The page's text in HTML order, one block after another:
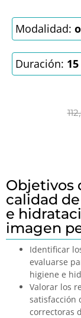
Modalidad:
Duración:
Objetivos
calidad
e
imagen
Identificar
evaluarse
higiene e
Valorar los
satisfacción
correctoras